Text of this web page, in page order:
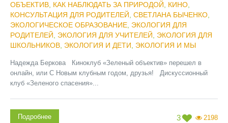
ОБЪЕКТИВ КАК НАБЛЮДАТЬ ЗА ПРИРОДОЙ КИНО
КОНСУЛЬТАЦИЯ ДЛЯ РОДИТЕЛЕЙ СВЕТЛАНА БЫЧЕНКО
ЭКОЛОГИЧЕСКОЕ ОБРАЗОВАНИЕ ЭКОЛОГИЯ ДЛЯ
РОДИТЕЛЕЙ
ЭКОЛОГИЯ ДЛЯ УЧИТЕЛЕЙ
ЭКОЛОГИЯ ДЛЯ
ШКОЛЬНИКОВ ЭКОЛОГИЯ И ДЕТИ ЭКОЛОГИЯ И МЫ
Надежда Беркова Киноклуб «Зеленый объектив» перешел в
онлайн, или С Новым клубным годом, друзья! Дискуссионный
клуб «Зеленого спасения»...
3 2198
Подробнее